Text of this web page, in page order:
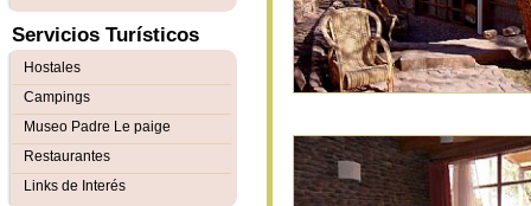
Servicios Turísticos
Hostales
Campings
Museo Padre Le paige
Restaurantes
Links de Interés